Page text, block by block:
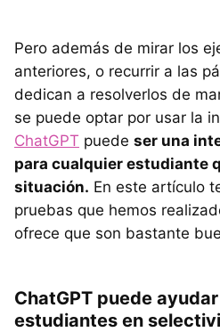
Pero además de mirar los
anteriores, o recurrir a las
dedican a resolverlos de
se puede optar por usar la
ChatGPT puede ser una
para cualquier estudiante
situación. En este artículo
pruebas que hemos
ofrece que son bastante
ChatGPT puede
estudiantes en